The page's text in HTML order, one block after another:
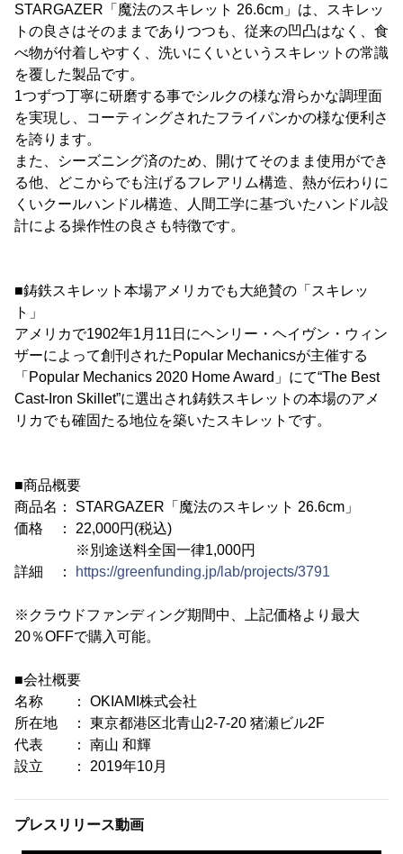
STARGAZER「魔法のスキレット 26.6cm」は、スキレッ
トの良さはそのままでありつつも、従来の凹凸はなく、食
べ物が付着しやすく、洗いにくいというスキレットの常識
を覆した製品です。
1つずつ丁寧に研磨する事でシルクの様な滑らかな調理面
を実現し、コーティングされたフライパンかの様な便利さ
を誇ります。
また、シーズニング済のため、開けてそのまま使用ができ
る他、どこからでも注げるフレアリム構造、熱が伝わりに
くいクールハンドル構造、人間工学に基づいたハンドル設
計による操作性の良さも特徴です。
■鋳鉄スキレット本場アメリカでも大絶賛の「スキレッ
ト」
アメリカで1902年1月11日にヘンリー・ヘイヴン・ウィン
ザーによって創刊されたPopular Mechanicsが主催する
「Popular Mechanics 2020 Home Award」にて“The Best
Cast-Iron Skillet”に選出され鋳鉄スキレットの本場のアメ
リカでも確固たる地位を築いたスキレットです。
■商品概要
商品名： STARGAZER「魔法のスキレット 26.6cm」
価格 ： 22,000円(税込)
※別途送料全国一律1,000円
詳細 ：
https://greenfunding.jp/lab/projects/3791
※クラウドファンディング期間中、上記価格より最大
20％OFFで購入可能。
■会社概要
名称 ： OKIAMI株式会社
所在地 ： 東京都港区北青山2-7-20 猪瀬ビル2F
代表 ： 南山 和輝
設立 ： 2019年10月
プレスリリース動画